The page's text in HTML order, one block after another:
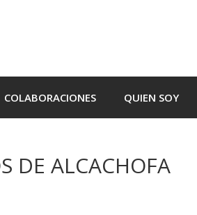
COLABORACIONES QUIEN SOY
DE ALCACHOFA